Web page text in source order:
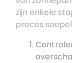
zijn enkele
proces